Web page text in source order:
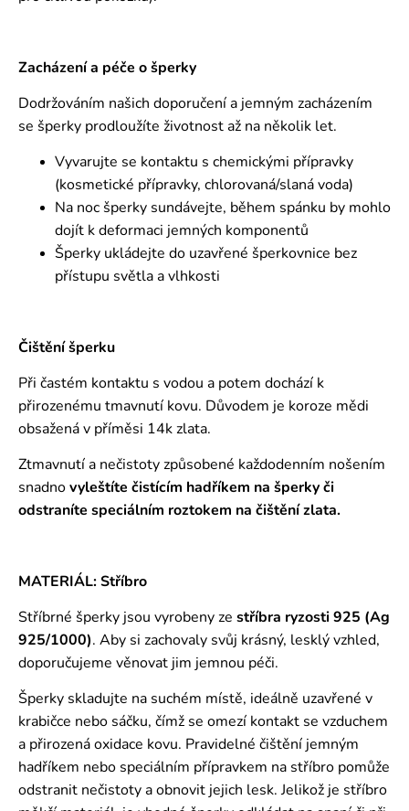
Zacházení a péče o šperky
Dodržováním našich doporučení a jemným zacházením
se šperky prodloužíte životnost až na několik let.
Vyvarujte se kontaktu s chemickými přípravky
(kosmetické přípravky, chlorovaná/slaná voda)
Na noc šperky sundávejte, během spánku by mohlo
dojít k deformaci jemných komponentů
Šperky ukládejte do uzavřené šperkovnice bez
přístupu světla a vlhkosti
Čištění šperku
Při častém kontaktu s vodou a potem dochází k
přirozenému tmavnutí kovu. Důvodem je koroze mědi
obsažená v příměsi 14k zlata.
Ztmavnutí a nečistoty způsobené každodenním nošením
snadnovyleštíte čistícím hadříkem na šperky či
odstraníte speciálním roztokem na čištění zlata.
MATERIÁL: Stříbro
Stříbrné šperky jsou vyrobeny ze stříbra ryzosti 925 (Ag
925/1000). Aby si zachovaly svůj krásný, lesklý vzhled,
doporučujeme věnovat jim jemnou péči.
Šperky skladujte na suchém místě, ideálně uzavřené v
krabičce nebo sáčku, čímž se omezí kontakt se vzduchem
a přirozená oxidace kovu. Pravidelné čištění jemným
hadříkem nebo speciálním přípravkem na stříbro pomůže
odstranit nečistoty a obnovit jejich lesk. Jelikož je stříbro